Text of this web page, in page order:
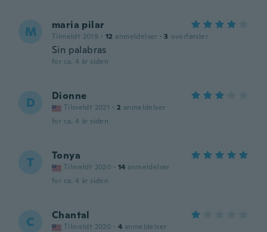
M maria pilar
Tilmeldt 2019 · 12 anmeldelser · 3 overførsler
Sin palabras
for ca. 4 år siden
D Dionne
Tilmeldt 2021 · 2 anmeldelser
for ca. 4 år siden
T Tonya
Tilmeldt 2020 · 14 anmeldelser
for ca. 4 år siden
C Chantal
Tilmeldt 2020 · 4 anmeldelser